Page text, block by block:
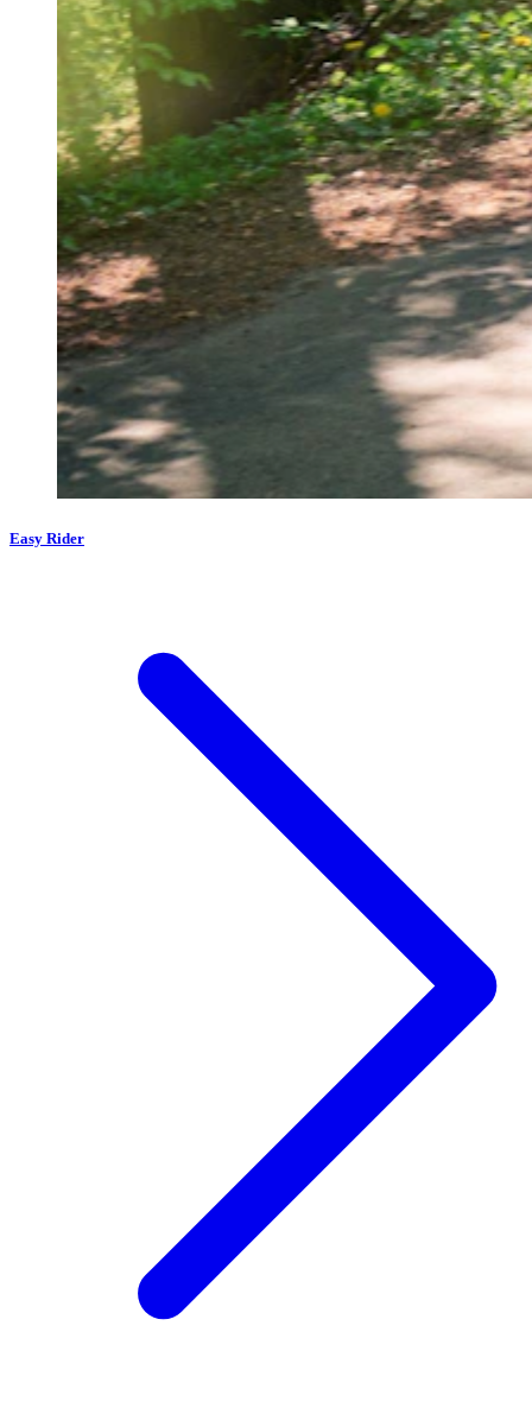
Easy Rider